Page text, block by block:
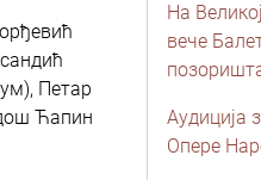
Петар
Ћапин
На
вече
Аудиција
Опере